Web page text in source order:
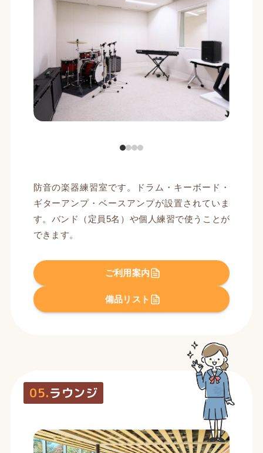
防音の楽器練習室です。ドラム・キーボード・
ギターアンプ・ベースアンプが設置されていま
す。バンド（定員5名）や個人練習で使うことが
できます。
ご利用案内
備品リスト
05.ラウンジ